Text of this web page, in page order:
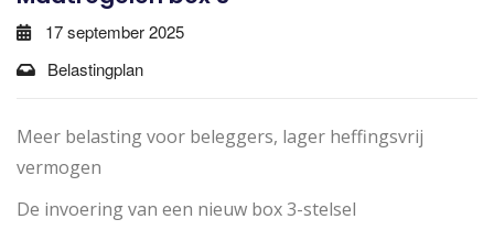
17 september 2025
Belastingplan
Meer belasting voor beleggers, lager heffingsvrij
vermogen
De invoering van een nieuw box 3-stelsel